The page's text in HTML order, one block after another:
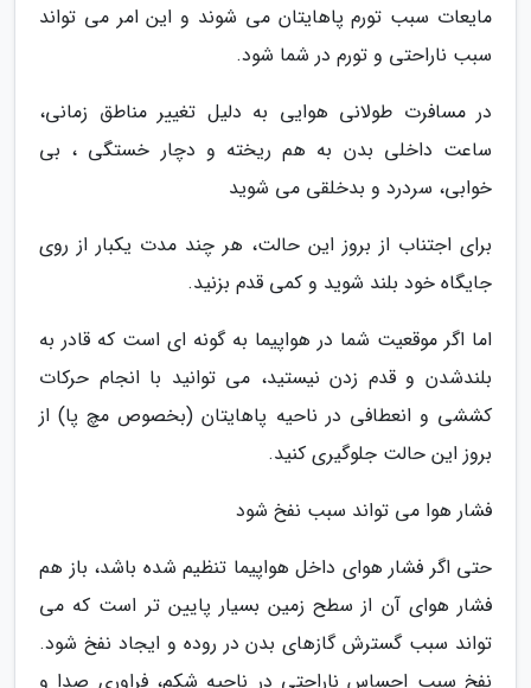
مایعات سبب تورم پاهایتان می شوند و این امر می تواند
سبب ناراحتی و تورم در شما شود.
در مسافرت طولانی هوایی به دلیل تغییر مناطق زمانی،
ساعت داخلی بدن به هم ریخته و دچار خستگی ، بی
خوابی، سردرد و بدخلقی می شوید
برای اجتناب از بروز این حالت، هر چند مدت یکبار از روی
جایگاه خود بلند شوید و کمی قدم بزنید.
اما اگر موقعیت شما در هواپیما به گونه ای است که قادر به
بلندشدن و قدم زدن نیستید، می توانید با انجام حرکات
کششی و انعطافی در ناحیه پاهایتان (بخصوص مچ پا) از
بروز این حالت جلوگیری کنید.
فشار هوا می تواند سبب نفخ شود
حتی اگر فشار هوای داخل هواپیما تنظیم شده باشد، باز هم
فشار هوای آن از سطح زمین بسیار پایین تر است که می
تواند سبب گسترش گازهای بدن در روده و ایجاد نفخ شود.
نفخ سبب احساس ناراحتی در ناحیه شکم، فراوری صدا و